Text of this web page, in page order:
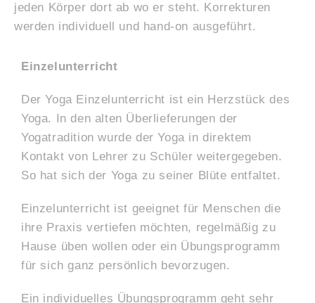
jeden Körper dort ab wo er steht. Korrekturen
werden individuell und hand-on ausgeführt.
Einzelunterricht
Der Yoga Einzelunterricht ist ein Herzstück des
Yoga. In den alten Überlieferungen der
Yogatradition wurde der Yoga in direktem
Kontakt von Lehrer zu Schüler weitergegeben.
So hat sich der Yoga zu seiner Blüte entfaltet.
Einzelunterricht ist geeignet für Menschen die
ihre Praxis vertiefen möchten, regelmäßig zu
Hause üben wollen oder ein Übungsprogramm
für sich ganz persönlich bevorzugen.
Ein individuelles Übungsprogramm geht sehr